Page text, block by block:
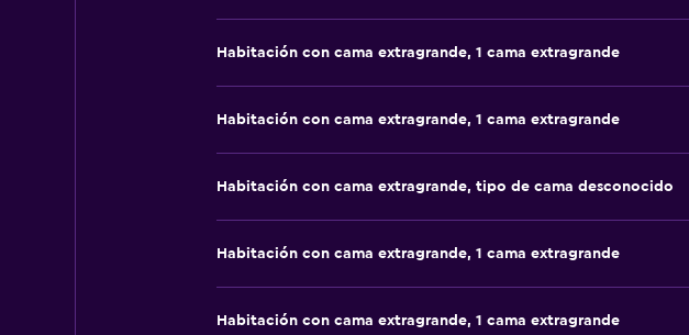
Habitación con cama extragrande, 1 cama extragrande
Habitación con cama extragrande, 1 cama extragrande
Habitación con cama extragrande, tipo de cama desconocido
Habitación con cama extragrande, 1 cama extragrande
Habitación con cama extragrande, 1 cama extragrande